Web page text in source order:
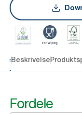
Beskrivelse
Fordele